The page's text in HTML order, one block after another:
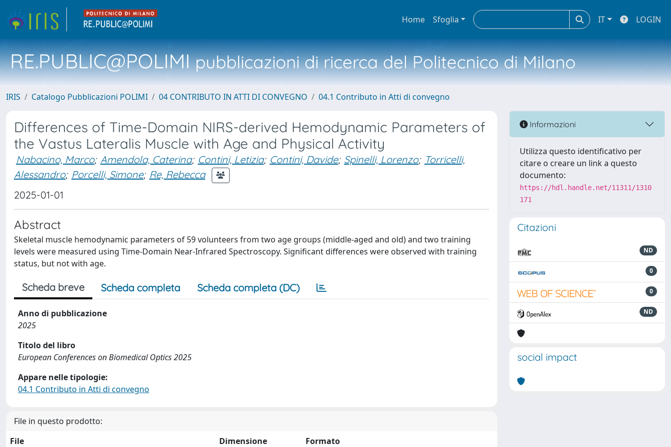
Home Sfoglia IT LOGIN
RE.PUBLIC@POLIMIpubblicazioni di ricerca del Politecnico di Milano
IRIS Catalogo Pubblicazioni POLIMI 04 CONTRIBUTO IN ATTI DI CONVEGNO 04.1 Contributo in Atti di convegno
Differences of Time-Domain NIRS-derived Hemodynamic Parameters of
the Vastus Lateralis Muscle with Age and Physical Activity
Nabacino, Marco; Amendola, Caterina; Contini, Letizia; Contini, Davide; Spinelli, Lorenzo; Torricelli,
Alessandro; Porcelli, Simone; Re, Rebecca
2025-01-01
Abstract
Skeletal muscle hemodynamic parameters of 59 volunteers from two age groups (middle-aged and old) and two training
levels were measured using Time-Domain Near-Infrared Spectroscopy. Significant differences were observed with training
status, but not with age.
Scheda breve Scheda completa Scheda completa (DC)
Anno di pubblicazione
2025
Titolo del libro
European Conferences on Biomedical Optics 2025
Appare nelle tipologie:
04.1 Contributo in Atti di convegno
File in questo prodotto:
File
Dimensione Formato
Informazioni
Utilizza questo identificativo per
citare o creare un link a questo
documento:
https://hdl.handle.net/11311/1310
171
Citazioni
ND
0
0
ND
social impact